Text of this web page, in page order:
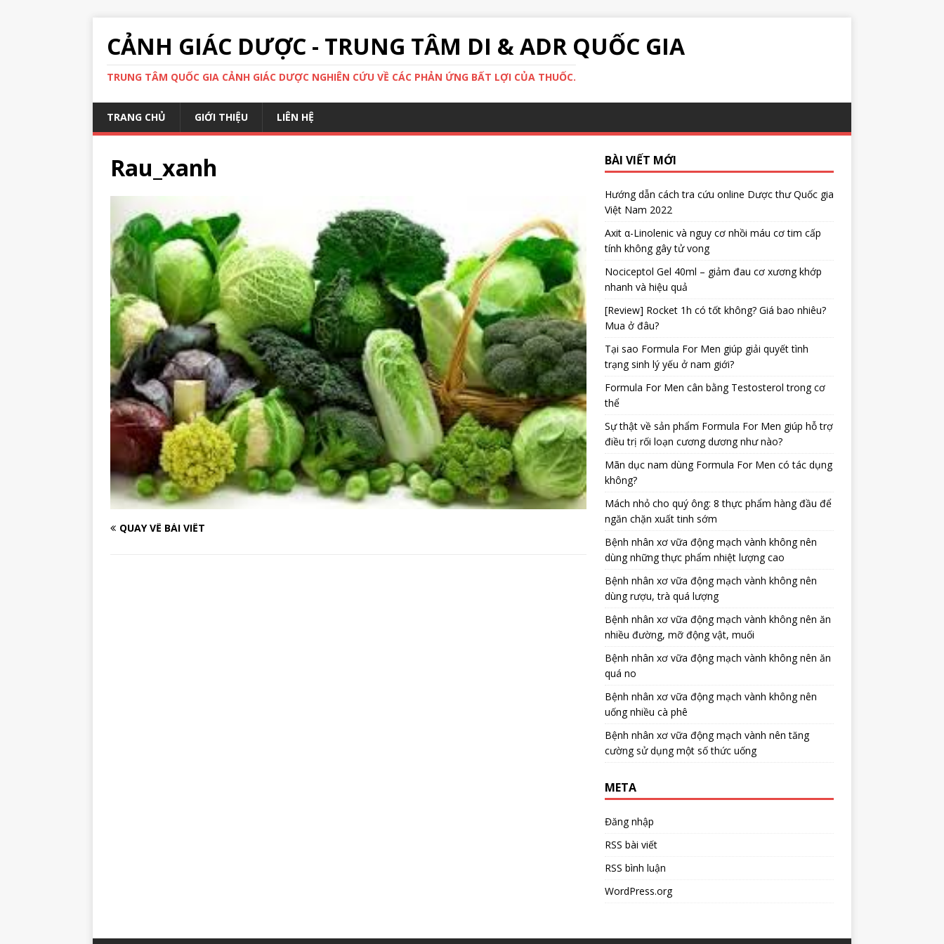
CẢNH GIÁC DƯỢC - TRUNG TÂM DI & ADR QUỐC GIA
TRUNG TÂM QUỐC GIA CẢNH GIÁC DƯỢC NGHIÊN CỨU VỀ CÁC PHẢN ỨNG BẤT LỢI CỦA THUỐC.
TRANG CHỦ GIỚI THIỆU LIÊN HỆ
Rau_xanh
QUAY VỀ BÀI VIẾT
BÀI VIẾT MỚI
Hướng dẫn cách tra cứu online Dược thư Quốc gia
Việt Nam 2022
Axit α-Linolenic và nguy cơ nhồi máu cơ tim cấp
tính không gây tử vong
Nociceptol Gel 40ml – giảm đau cơ xương khớp
nhanh và hiệu quả
[Review] Rocket 1h có tốt không? Giá bao nhiêu?
Mua ở đâu?
Tại sao Formula For Men giúp giải quyết tình
trạng sinh lý yếu ở nam giới?
Formula For Men cân bằng Testosterol trong cơ
thể
Sự thật về sản phẩm Formula For Men giúp hỗ trợ
điều trị rối loạn cương dương như nào?
Mãn dục nam dùng Formula For Men có tác dụng
không?
Mách nhỏ cho quý ông: 8 thực phẩm hàng đầu để
ngăn chặn xuất tinh sớm
Bệnh nhân xơ vữa động mạch vành không nên
dùng những thực phẩm nhiệt lượng cao
Bệnh nhân xơ vữa động mạch vành không nên
dùng rượu, trà quá lượng
Bệnh nhân xơ vữa động mạch vành không nên ăn
nhiều đường, mỡ động vật, muối
Bệnh nhân xơ vữa động mạch vành không nên ăn
quá no
Bệnh nhân xơ vữa động mạch vành không nên
uống nhiều cà phê
Bệnh nhân xơ vữa động mạch vành nên tăng
cường sử dụng một số thức uống
META
Đăng nhập
RSS bài viết
RSS bình luận
WordPress.org